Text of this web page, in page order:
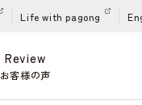
Life with pagong
Review
お客様の声